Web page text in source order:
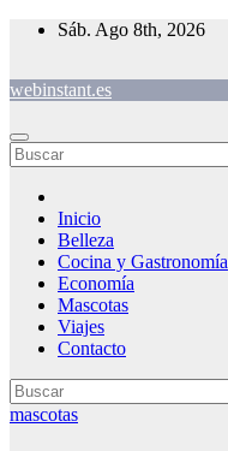
Saltar
Sáb. Ago 8th, 2026
webinstant.es
Inicio
Belleza
Cocina y Gastronomía
Economía
Mascotas
Viajes
Contacto
mascotas